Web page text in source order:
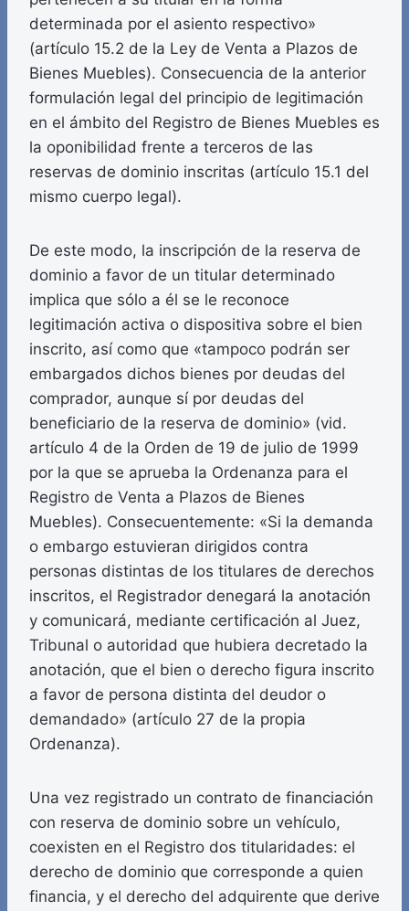
determinada por el asiento respectivo»
(artículo 15.2 de la Ley de Venta a Plazos de
Bienes Muebles). Consecuencia de la anterior
formulación legal del principio de legitimación
en el ámbito del Registro de Bienes Muebles es
la oponibilidad frente a terceros de las
reservas de dominio inscritas (artículo 15.1 del
mismo cuerpo legal).
De este modo, la inscripción de la reserva de
dominio a favor de un titular determinado
implica que sólo a él se le reconoce
legitimación activa o dispositiva sobre el bien
inscrito, así como que «tampoco podrán ser
embargados dichos bienes por deudas del
comprador, aunque sí por deudas del
beneficiario de la reserva de dominio» (vid.
artículo 4 de la Orden de 19 de julio de 1999
por la que se aprueba la Ordenanza para el
Registro de Venta a Plazos de Bienes
Muebles). Consecuentemente: «Si la demanda
o embargo estuvieran dirigidos contra
personas distintas de los titulares de derechos
inscritos, el Registrador denegará la anotación
y comunicará, mediante certificación al Juez,
Tribunal o autoridad que hubiera decretado la
anotación, que el bien o derecho figura inscrito
a favor de persona distinta del deudor o
demandado» (artículo 27 de la propia
Ordenanza).
Una vez registrado un contrato de financiación
con reserva de dominio sobre un vehículo,
coexisten en el Registro dos titularidades: el
derecho de dominio que corresponde a quien
financia, y el derecho del adquirente que derive